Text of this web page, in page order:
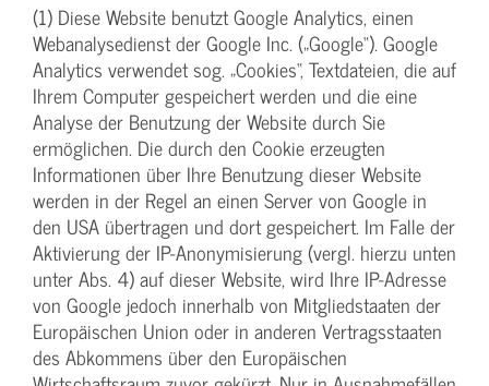
(1) Diese Website benutzt Google Analytics, einen
Webanalysedienst der Google Inc. („Google“). Google
Analytics verwendet sog. „Cookies“, Textdateien, die auf
Ihrem Computer gespeichert werden und die eine
Analyse der Benutzung der Website durch Sie
ermöglichen. Die durch den Cookie erzeugten
Informationen über Ihre Benutzung dieser Website
werden in der Regel an einen Server von Google in
den USA übertragen und dort gespeichert. Im Falle der
Aktivierung der IP-Anonymisierung (vergl. hierzu unten
unter Abs. 4) auf dieser Website, wird Ihre IP-Adresse
von Google jedoch innerhalb von Mitgliedstaaten der
Europäischen Union oder in anderen Vertragsstaaten
des Abkommens über den Europäischen